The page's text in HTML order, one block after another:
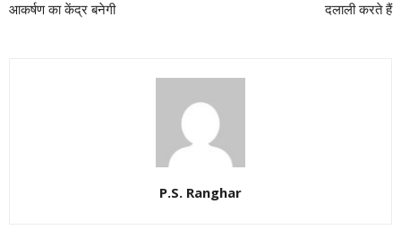
आकर्षण का केंद्र बनेगी
दलाली करते हैं
P.S. Ranghar